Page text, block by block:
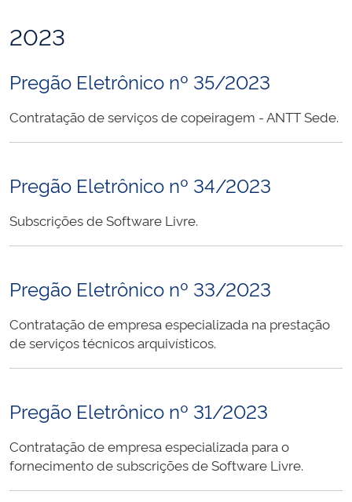
2023
Pregão Eletrônico nº 35/2023
Contratação de serviços de copeiragem - ANTT Sede.
Pregão Eletrônico nº 34/2023
Subscrições de Software Livre.
Pregão Eletrônico nº 33/2023
Contratação de empresa especializada na prestação
de serviços técnicos arquivísticos.
Pregão Eletrônico nº 31/2023
Contratação de empresa especializada para o
fornecimento de subscrições de Software Livre.